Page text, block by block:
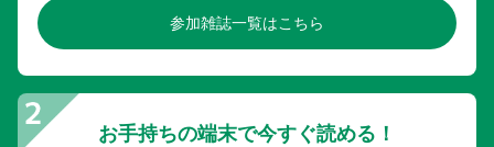
参加雑誌一覧はこちら
お手持ちの端末で今すぐ読める！